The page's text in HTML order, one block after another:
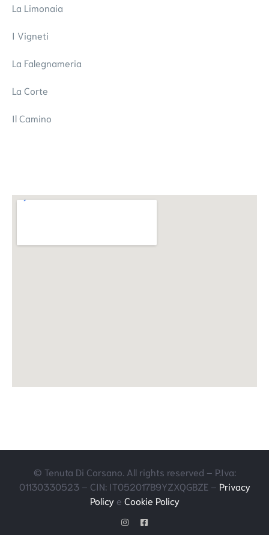
La Limonaia
I Vigneti
La Falegnameria
La Corte
Il Camino
© Tenuta Di Corsano. All rights reserved – P.Iva:
01130330523 – CIN: IT052017B9YZXQGBZE – Privacy
Policye Cookie Policy